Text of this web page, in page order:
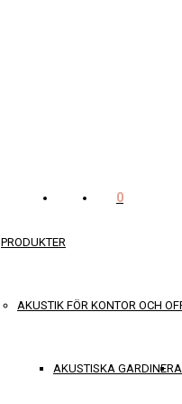
PRODUKTER
AKUSTIK FÖR KONTOR OCH
AKUSTISKA GARDINER
0